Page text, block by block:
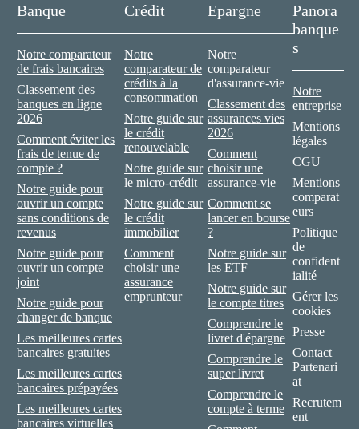
Banque
Notre comparateur
de frais bancaires
Classement des
banques en ligne
2026
Comment éviter les
frais de tenue de
compte ?
Notre guide pour
ouvrir un compte
sans conditions de
revenus
Notre guide pour
ouvrir un compte
joint
Notre guide pour
changer de banque
Les meilleures cartes
bancaires gratuites
Les meilleures cartes
bancaires prépayées
Les meilleures cartes
bancaires virtuelles
Crédit
Notre
comparateur de
crédits à la
consommation
Notre guide sur
le crédit
renouvelable
Notre guide sur
le micro-crédit
Notre guide sur
le crédit
immobilier
Comment
choisir une
assurance
emprunteur
Epargne
Notre
comparateur
d'assurance-vie
Classement des
assurances vies
2026
Comment
choisir une
assurance-vie
Comment se
lancer en bourse
?
Notre guide sur
les ETF
Notre guide sur
le compte titres
Comprendre le
livret d'épargne
Comprendre le
super livret
Comprendre le
compte à terme
Panora
banque
s
Notre
entreprise
Mentions
légales
CGU
Mentions
comparat
eurs
Politique
de
confident
ialité
Gérer les
cookies
Presse
Contact
Partenari
at
Recrutem
ent